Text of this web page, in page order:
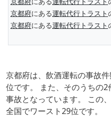
京都府にある運転代行トラスト
京都府にある運転代行トラスト
京都府は、飲酒運転の事故
位です。 また、そのうちの
事故となっています。 この
全国でワースト29位です。